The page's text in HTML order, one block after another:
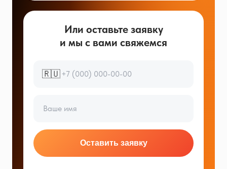
Или оставьте заявку
и мы с вами свяжемся
🇷🇺
Оставить заявку